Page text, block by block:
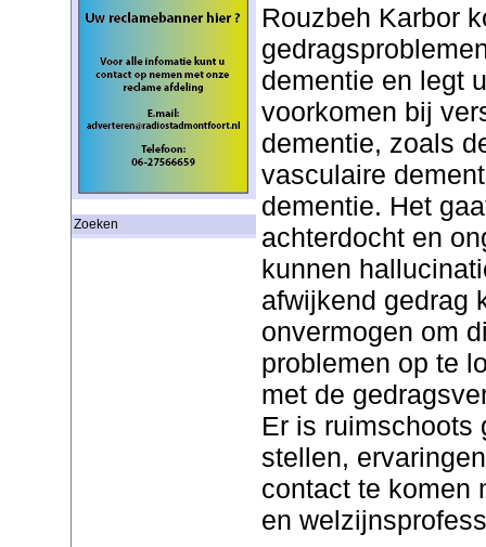
Zoeken
Rouzbeh Karbor
dementie en legt
voorkomen bij
dementie, zoals
vasculaire
dementie. Het
achterdocht en
kunnen
afwijkend gedrag
onvermogen om
problemen op te
met de
Er is ruimschoots
stellen,
contact te komen
en